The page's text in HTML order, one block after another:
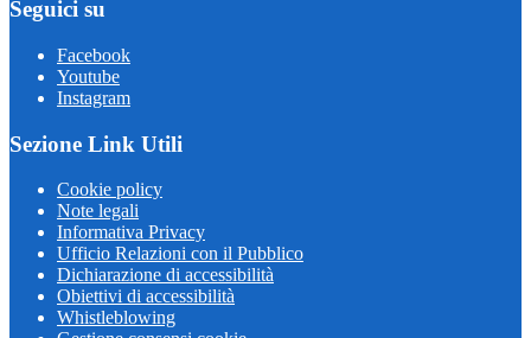
Seguici su
Facebook
Youtube
Instagram
Sezione Link Utili
Cookie policy
Note legali
Informativa Privacy
Ufficio Relazioni con il Pubblico
Dichiarazione di accessibilità
Obiettivi di accessibilità
Whistleblowing